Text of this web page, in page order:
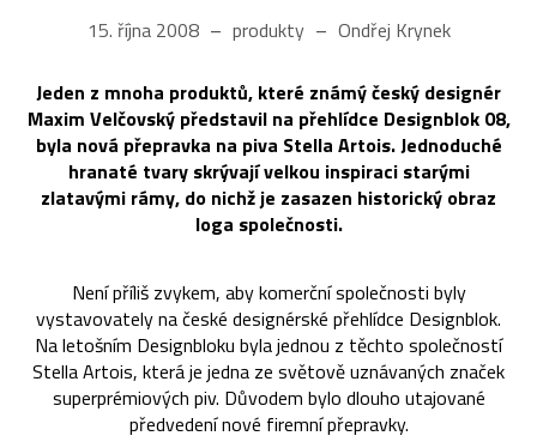
15. října 2008 produkty Ondřej Krynek
Jeden z mnoha produktů, které známý český designér
Maxim Velčovský představil na přehlídce Designblok 08,
byla nová přepravka na piva Stella Artois. Jednoduché
hranaté tvary skrývají velkou inspiraci starými
zlatavými rámy, do nichž je zasazen historický obraz
loga společnosti.
Není příliš zvykem, aby komerční společnosti byly
vystavovately na české designérské přehlídce Designblok.
Na letošním Designbloku byla jednou z těchto společností
Stella Artois, která je jedna ze světově uznávaných značek
superprémiových piv. Důvodem bylo dlouho utajované
předvedení nové firemní přepravky.